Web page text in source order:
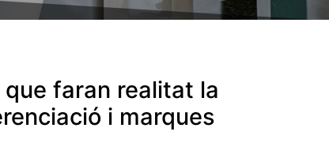
faran realitat la
i marques